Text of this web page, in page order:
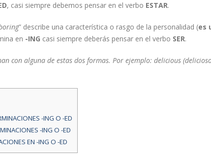
, casi siempre debemos pensar en el verbo ESTAR.
” describe una característica o rasgo de la personalidad (es
en -ING casi siempre deberás pensar en el verbo SER.
con alguna de estas dos formas. Por ejemplo: delicious
-ING O -ED
-ING O -ED
EN -ING O -ED